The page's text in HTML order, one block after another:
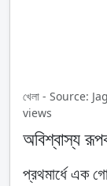
খেলা - Source:
views
অবিশ্বাস্য
প্রথমার্ধে এক